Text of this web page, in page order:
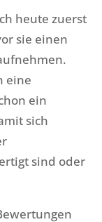
heute zuerst
sie einen
eine
ein
sich
sind oder